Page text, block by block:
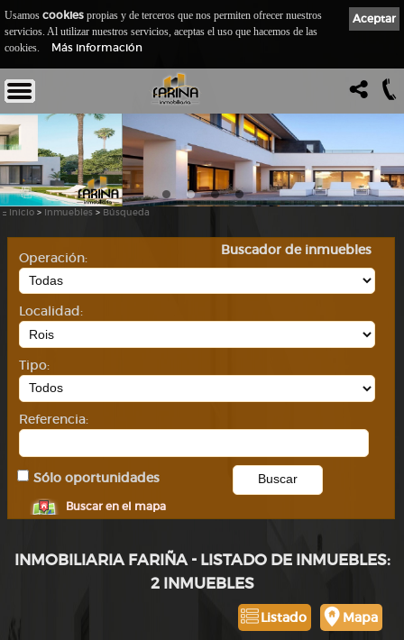
:: Inicio > Inmuebles > Búsqueda
Buscador de inmuebles
Operación:
Localidad:
Tipo:
Referencia:
Sólo oportunidades
Buscar en el mapa
INMOBILIARIA FARIÑA - LISTADO DE INMUEBLES:
2 INMUEBLES
Mapa
Listado
Aceptar
Usamos cookies propias y de terceros que nos permiten ofrecer nuestros
servicios. Al utilizar nuestros servicios, aceptas el uso que hacemos de las
cookies.
Más información